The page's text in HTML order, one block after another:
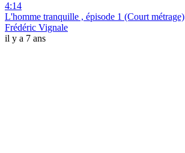
4:14
L'homme tranquille , épisode 1 (Court métrage)
Frédéric Vignale
il y a 7 ans